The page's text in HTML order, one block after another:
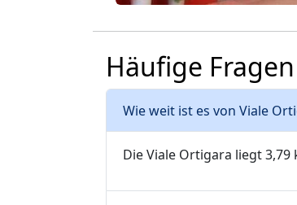
Häufige Fragen
Wie weit ist es von Viale
Die Viale Ortigara liegt